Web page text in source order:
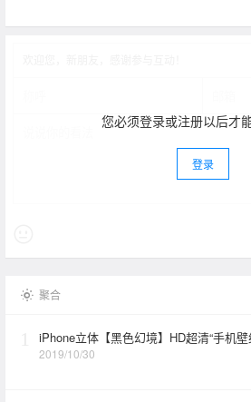
您必须登录或注册以后才
登录
聚合
iPhone立体【黑色幻境】HD超清“手机壁
2019/10/30